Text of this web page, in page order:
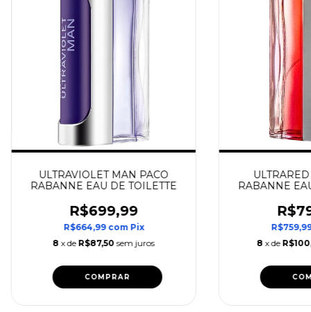
ULTRAVIOLET MAN PACO
RABANNE EAU DE TOILETTE
R$699,99
R$664,99 com Pix
8 x de R$87,50 sem juros
COMPRAR
RABANNE
8 x de